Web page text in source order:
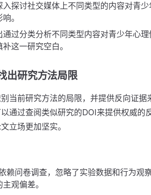
入探讨社交媒体上不同类型的内容对青少
。
通过分类分析不同类型内容对青少年心理
这一研究空白。
出研究方法局限
当前研究方法的局限，并提供反向证据
通过查阅类似研究的DOI来提供权威的
立场更加坚实。
赖问卷调查，忽略了实验数据和行为观
观偏差。